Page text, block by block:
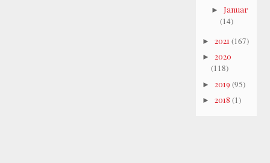
► Januar
(14)
► 2021 (167)
► 2020
(118)
► 2019 (95)
► 2018 (1)